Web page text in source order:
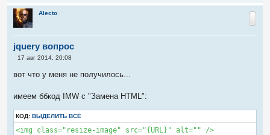
и
е
Alecto
jquery вопрос
С
б
н
е
17 авг 2014, 20:08
вот что у меня не получилось...
имеем ббкод IMW с "Замена HTML":
КОД: ВЫДЕЛИТЬ ВСЁ
<img class="resize-image" src="{URL}" alt="" />